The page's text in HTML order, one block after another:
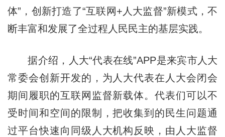
体”，创新打造了“互联网+人大监督”新模式，不
断丰富和发展了全过程人民民主的基层实践。
据介绍，人大“代表在线”APP是来宾市人大
常委会创新开发的，为人大代表在人大会闭会
期间履职的互联网监督新载体。代表们可以不
受时间和空间的限制，把收集到的民生问题通
过平台快速向同级人大机构反映，由人大监督